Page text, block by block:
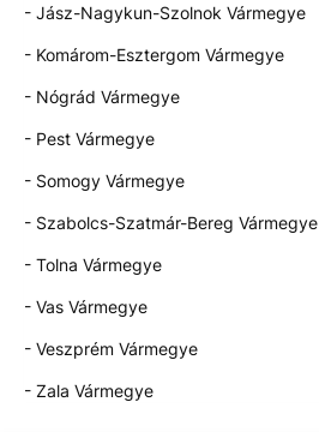
- Jász-Nagykun-Szolnok Vármegye
- Komárom-Esztergom Vármegye
- Nógrád Vármegye
- Pest Vármegye
- Somogy Vármegye
- Szabolcs-Szatmár-Bereg Vármegye
- Tolna Vármegye
- Vas Vármegye
- Veszprém Vármegye
- Zala Vármegye